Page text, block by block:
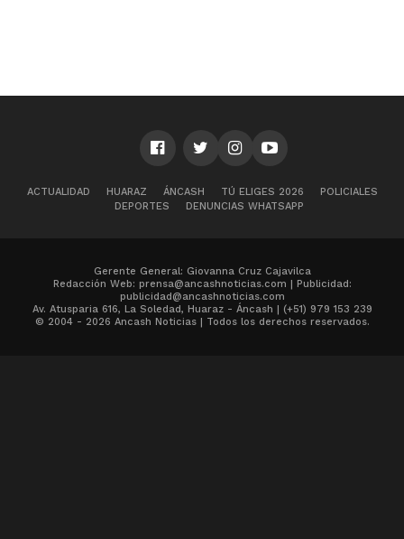
ACTUALIDAD HUARAZ ÁNCASH TÚ ELIGES 2026
POLICIALES
DEPORTES
DENUNCIAS WHATSAPP
Gerente General: Giovanna Cruz Cajavilca
Redacción Web: prensa@ancashnoticias.com | Publicidad:
publicidad@ancashnoticias.com
Av. Atusparia 616, La Soledad, Huaraz - Áncash | (+51) 979 153 239
© 2004 - 2026 Ancash Noticias | Todos los derechos reservados.